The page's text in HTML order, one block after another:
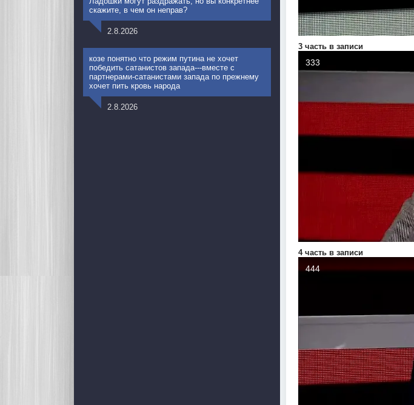
3 часть в записи
4 часть в записи
скажите, в чем он неправ?
2.8.2026
козе понятно что режим путина не хочет
победить сатанистов запада---вместе с
партнерами-сатанистами запада по прежнему
хочет пить кровь народа
2.8.2026